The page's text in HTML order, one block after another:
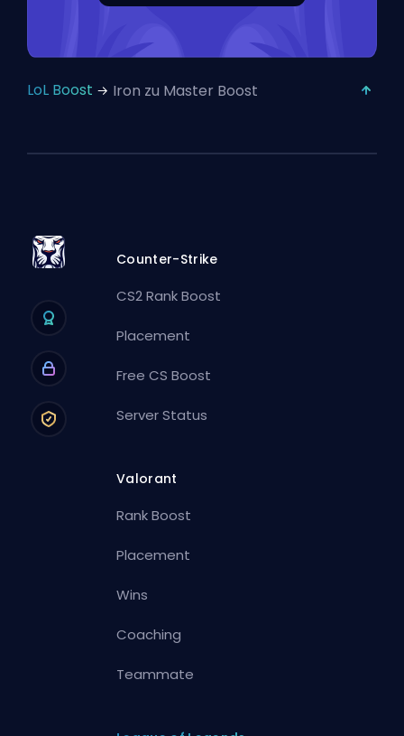
LoL Boost Iron zu Master Boost
Counter-Strike
CS2 Rank Boost
Placement
Free CS Boost
Server Status
Valorant
Rank Boost
Placement
Wins
Coaching
Teammate